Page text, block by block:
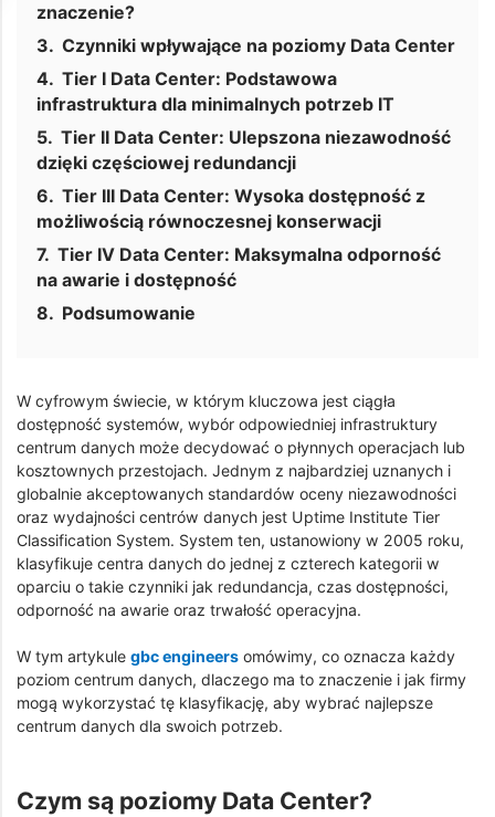
znaczenie?
Czynniki wpływające na poziomy Data Center
Tier I Data Center: Podstawowa
infrastruktura dla minimalnych potrzeb IT
Tier II Data Center: Ulepszona niezawodność
dzięki częściowej redundancji
Tier III Data Center: Wysoka dostępność z
możliwością równoczesnej konserwacji
Tier IV Data Center: Maksymalna odporność
na awarie i dostępność
Podsumowanie
W cyfrowym świecie, w którym kluczowa jest ciągła
dostępność systemów, wybór odpowiedniej infrastruktury
centrum danych może decydować o płynnych operacjach lub
kosztownych przestojach. Jednym z najbardziej uznanych i
globalnie akceptowanych standardów oceny niezawodności
oraz wydajności centrów danych jest Uptime Institute Tier
Classification System. System ten, ustanowiony w 2005 roku,
klasyfikuje centra danych do jednej z czterech kategorii w
oparciu o takie czynniki jak redundancja, czas dostępności,
odporność na awarie oraz trwałość operacyjna.
W tym artykule gbc engineers omówimy, co oznacza każdy
poziom centrum danych, dlaczego ma to znaczenie i jak firmy
mogą wykorzystać tę klasyfikację, aby wybrać najlepsze
centrum danych dla swoich potrzeb.
Czym są poziomy Data Center?